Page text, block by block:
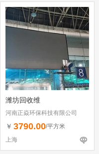
潍坊回收维
河南正焱环保科技有限公司
￥ 3790.00/平方米
上海